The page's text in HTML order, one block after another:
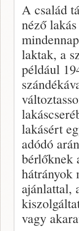
A család
néző
laktak, a
például
lakásért
adódó
bérlőknek
hátrányok
ajánlattal,
vagy